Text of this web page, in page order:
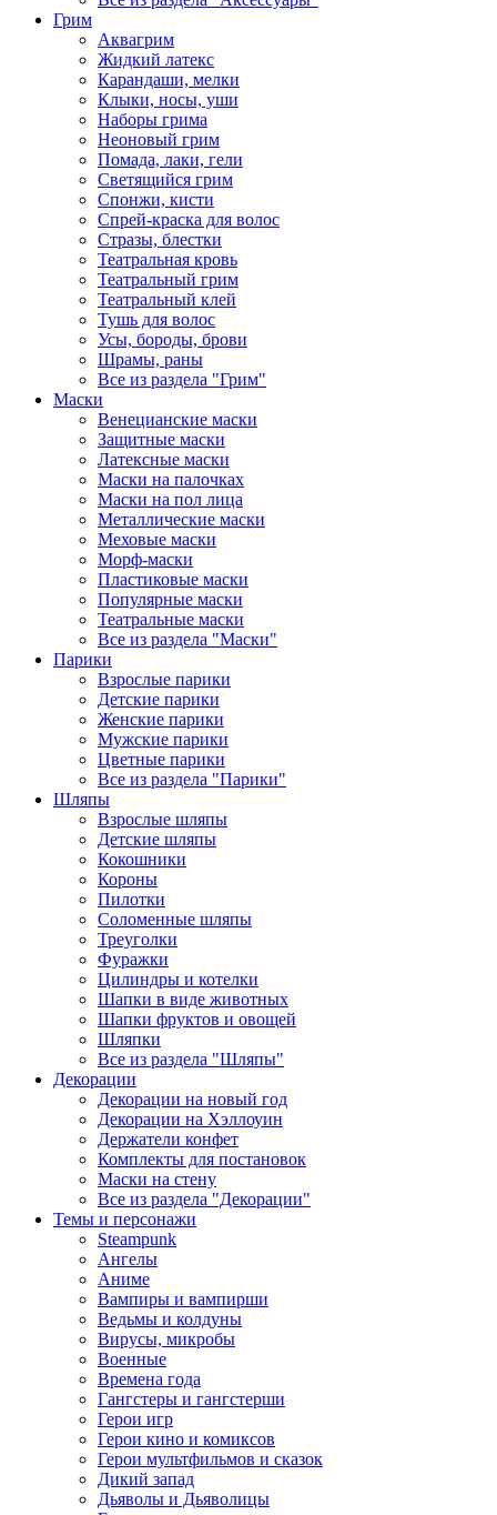
Грим
Аквагрим
Жидкий латекс
Карандаши, мелки
Клыки, носы, уши
Наборы грима
Неоновый грим
Помада, лаки, гели
Светящийся грим
Спонжи, кисти
Спрей-краска для волос
Стразы, блестки
Театральная кровь
Театральный грим
Театральный клей
Тушь для волос
Усы, бороды, брови
Шрамы, раны
Все из раздела "Грим"
Маски
Венецианские маски
Защитные маски
Латексные маски
Маски на палочках
Маски на пол лица
Металлические маски
Меховые маски
Морф-маски
Пластиковые маски
Популярные маски
Театральные маски
Все из раздела "Маски"
Парики
Взрослые парики
Детские парики
Женские парики
Мужские парики
Цветные парики
Все из раздела "Парики"
Шляпы
Взрослые шляпы
Детские шляпы
Кокошники
Короны
Пилотки
Соломенные шляпы
Треуголки
Фуражки
Цилиндры и котелки
Шапки в виде животных
Шапки фруктов и овощей
Шляпки
Все из раздела "Шляпы"
Декорации
Декорации на новый год
Декорации на Хэллоуин
Держатели конфет
Комплекты для постановок
Маски на стену
Все из раздела "Декорации"
Темы и персонажи
Steampunk
Ангелы
Аниме
Вампиры и вампирши
Ведьмы и колдуны
Вирусы, микробы
Военные
Времена года
Гангстеры и гангстерши
Герои игр
Герои кино и комиксов
Герои мультфильмов и сказок
Дикий запад
Дьяволы и Дьяволицы